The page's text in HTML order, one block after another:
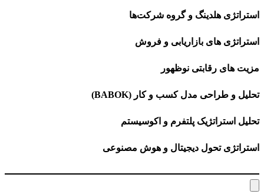
استراتژی هلدینگ و گروه شرکت‌ها
استراتژی های بازاریابی و فروش
مزیت های رقابتی نوظهور
تحلیل و طراحی مدل کسب و کار (BABOK)
تحلیل استراتژیک پلتفرم و اکوسیستم
استراتژی تحول دیجیتال و هوش مصنوعی